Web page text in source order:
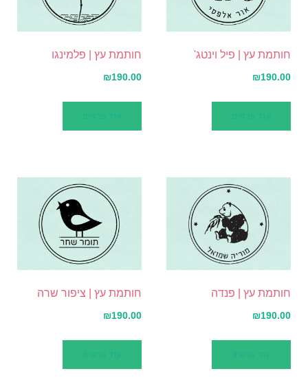
חותמת עץ | פיל וינטג'
₪190.00
עוד פרטים
חותמת עץ | פלמינגו
₪190.00
עוד פרטים
חותמת עץ | פנדה
₪190.00
עוד פרטים
חותמת עץ | ציפור שרה
₪190.00
עוד פרטים